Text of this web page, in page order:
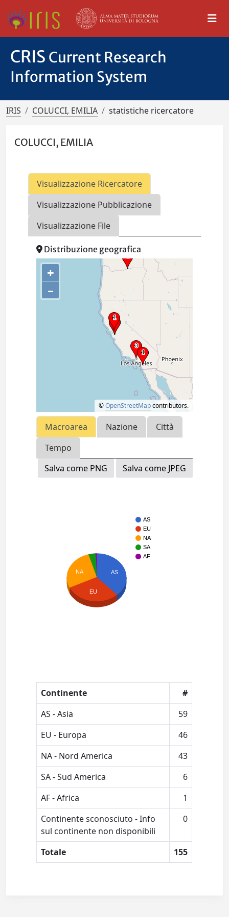
CRIS Current Research
Information System
IRIS COLUCCI, EMILIA statistiche ricercatore
COLUCCI, EMILIA
Visualizzazione Ricercatore
Visualizzazione Pubblicazione
Visualizzazione File
Distribuzione geografica
+
–
©OpenStreetMapcontributors.
Macroarea Nazione
Città
Tempo
Salva come PNG
Salva come JPEG
AS
EU
NA
SA
AF
AS
NA
EU
Continente
#
AS - Asia
59
EU - Europa
46
NA - Nord America
43
SA - Sud America
6
AF - Africa
1
Continente sconosciuto - Info
sul continente non disponibili
0
Totale 155